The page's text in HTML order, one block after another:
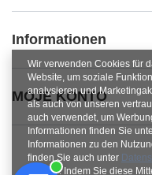
Informationen
MOJE KONTO
Wir verwenden Cookies für
Website, um soziale
analysieren und
als auch von unseren
auch verwendet, um
Informationen finden Sie
Informationen zu den
finden Sie auch unter
Google. Indem Sie diese